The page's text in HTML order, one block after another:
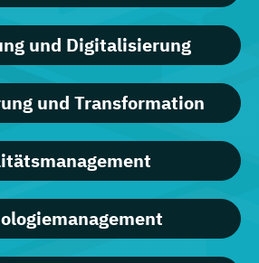
und Digitalisierung
und Transformation